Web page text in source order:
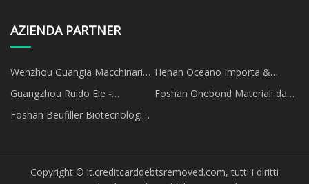
AZIENDA PARTNER
Wenzhou Guangia Macchinari
Co., Ltd.
Henan Oceano Importa &
Esporta Commercio Co., Ltd
Guangzhou Ruido Ele -
Tecnologia Co., Ltd
Foshan Onebond Materiali da
Foshan Beufiller Biotecnologia
Copyright © it.creditcarddebtsremoved.com, tutti i diritti